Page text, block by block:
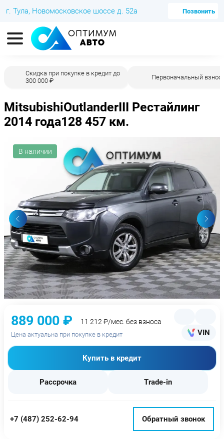
г. Тула, Новомосковское шоссе д. 52а Позвонить
Скидка при покупке в кредит до
300 000 ₽
Первоначальный взнос
MitsubishiOutlanderIII Рестайлинг
2014 года128 457 км.
В наличии
889 000 ₽ 11 212 ₽/мес. без взноса
Цена актуальна при покупке в кредит VIN
Купить в кредит
Рассрочка Trade-in
+7 (487) 252-62-94 Обратный звонок